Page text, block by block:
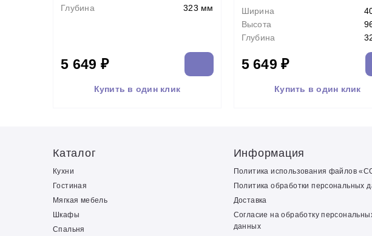
Глубина
323 мм
5 649 ₽
Купить в один клик
Ширина
Высота
Глубина
5 649 ₽
Купить в один клик
Каталог
Кухни
Гостиная
Мягкая мебель
Шкафы
Спальня
Информация
Политика использования файлов
Политика обработки персональных
Доставка
Согласие на обработку
данных